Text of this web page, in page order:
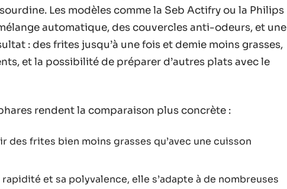
Les modèles comme la Seb Actifry ou la Philips
automatique, des couvercles anti-odeurs, et une
: des frites jusqu’à une fois et demie moins grasses,
et la possibilité de préparer d’autres plats avec le
rendent la comparaison plus concrète :
des frites bien moins grasses qu’avec une cuisson
et sa polyvalence, elle s’adapte à de nombreuses